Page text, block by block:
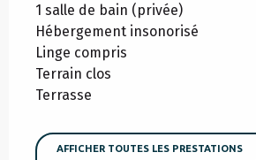
1 salle de bain (privée)
Hébergement insonorisé
Linge compris
Terrain clos
Terrasse
AFFICHER TOUTES LES PRESTATIONS